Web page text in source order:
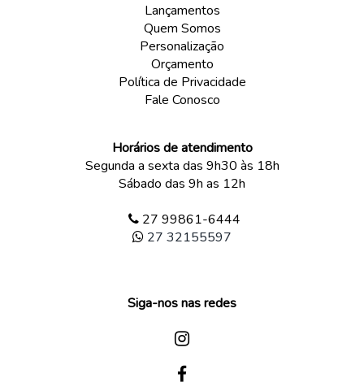
Lançamentos
Quem Somos
Personalização
Orçamento
Política de Privacidade
Fale Conosco
Horários de atendimento
Segunda a sexta das 9h30 às 18h
Sábado das 9h as 12h
27 99861-6444
27 32155597
Siga-nos nas redes